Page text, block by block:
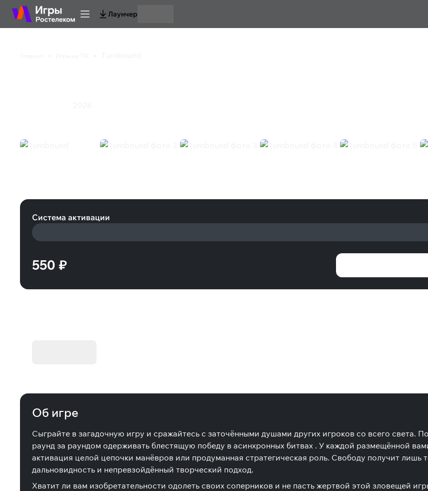
Лаунчер
Система активации
550 ₽
Об игре
Сыграйте в загадочную игру и сражайтесь с заточёнными душами других игроков со всего света.
раунд за раундом одерживать блестящую победу в асинхронных битвах . У каждой размещённой
активация целой цепочки манёвров или продуманная стратегическая роль. Свободу получит лишь
дальновидность и непревзойдённый творческий подход.
Хватит ли вам изобретательности одолеть своих соперников и не пасть жертвой этой зловещей